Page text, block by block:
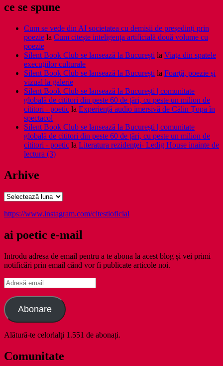
ce se spune
Cum se vede din AI societatea cu demisii de președinți prin
poezie la Cum citește inteligența artificială două volume cu
poezie
Silent Book Club se lansează la București la Viaţa din spatele
execuţiilor culturale
Silent Book Club se lansează la București la Foarţă, poezie şi
vizual la galerie
Silent Book Club se lansează la București | comunitate
globală de cititori din peste 60 de țări, cu peste un milion de
cititori - poetic la Experiență audio imersivă de Călin Țopa în
spectacol
Silent Book Club se lansează la București | comunitate
globală de cititori din peste 60 de țări, cu peste un milion de
cititori - poetic la Literatura rezidenţei- Ledig House inainte de
lectura (3)
Arhive
Arhive
https://www.instagram.com/citestioficial
ai poetic e-mail
Introdu adresa de email pentru a te abona la acest blog și vei primi
notificări prin email când vor fi publicate articole noi.
Adresă
email
Abonare
Alătură-te celorlalți 1.551 de abonați.
Comunitate